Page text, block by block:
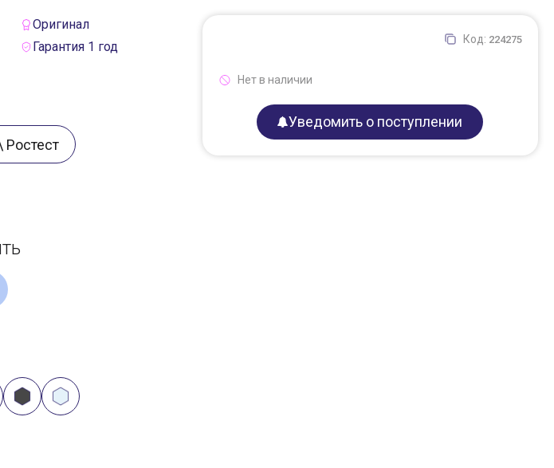
Оригинал
Гарантия 1 год
Ростест
Код: 224275
Нет в наличии
Уведомить о поступлении